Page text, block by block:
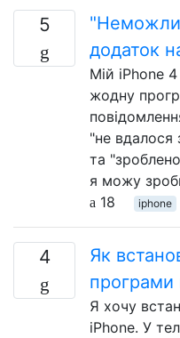
5
додаток
Мій iPhone
жодну
"не вдалося
та
я можу
18
iphone
4
Як
програми
Я хочу
iPhone. У